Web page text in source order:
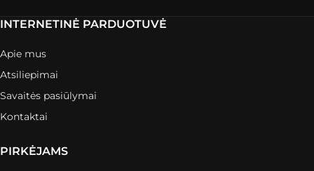
INTERNETINĖ PARDUOTUVĖ
Apie mus
Atsiliepimai
Savaitės pasiūlymai
Kontaktai
PIRKĖJAMS